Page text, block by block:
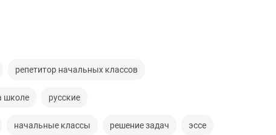
репетитор начальных классов
школе русские
начальные классы решение задач эссе